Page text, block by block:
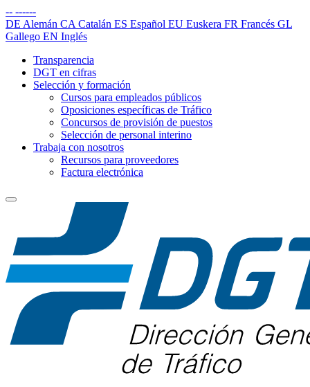
-- ------
DE Alemán CA Catalán ES Español EU Euskera FR Francés GL
Gallego EN Inglés
Transparencia
DGT en cifras
Selección y formación
Cursos para empleados públicos
Oposiciones específicas de Tráfico
Concursos de provisión de puestos
Selección de personal interino
Trabaja con nosotros
Recursos para proveedores
Factura electrónica